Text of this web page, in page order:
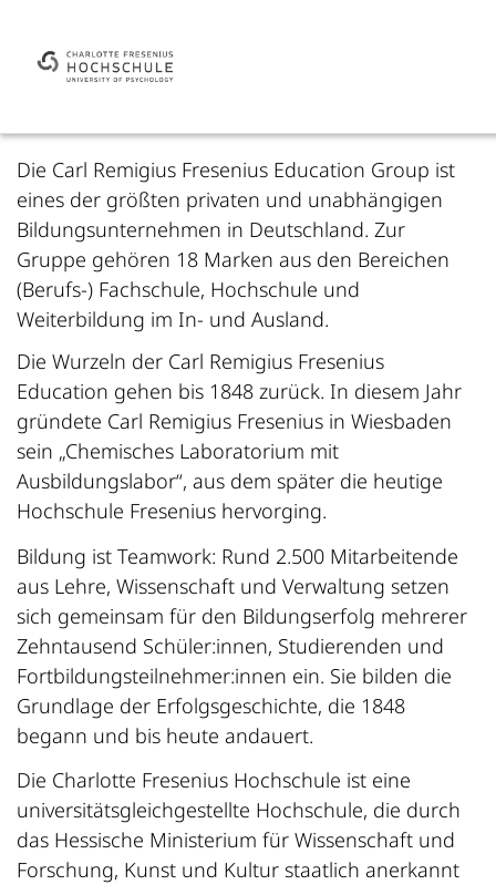
Die Carl Remigius Fresenius Education Group ist
eines der größten privaten und unabhängigen
Bildungsunternehmen in Deutschland. Zur
Gruppe gehören 18 Marken aus den Bereichen
(Berufs-) Fachschule, Hochschule und
Weiterbildung im In- und Ausland.
Die Wurzeln der Carl Remigius Fresenius
Education gehen bis 1848 zurück. In diesem Jahr
gründete Carl Remigius Fresenius in Wiesbaden
sein „Chemisches Laboratorium mit
Ausbildungslabor“, aus dem später die heutige
Hochschule Fresenius hervorging.
Bildung ist Teamwork: Rund 2.500 Mitarbeitende
aus Lehre, Wissenschaft und Verwaltung setzen
sich gemeinsam für den Bildungserfolg mehrerer
Zehntausend Schüler:innen, Studierenden und
Fortbildungsteilnehmer:innen ein. Sie bilden die
Grundlage der Erfolgsgeschichte, die 1848
begann und bis heute andauert.
Die Charlotte Fresenius Hochschule ist eine
universitätsgleichgestellte Hochschule, die durch
das Hessische Ministerium für Wissenschaft und
Forschung, Kunst und Kultur staatlich anerkannt